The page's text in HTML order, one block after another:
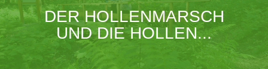
DER HOLLENMARSCH
UND DIE HOLLEN...